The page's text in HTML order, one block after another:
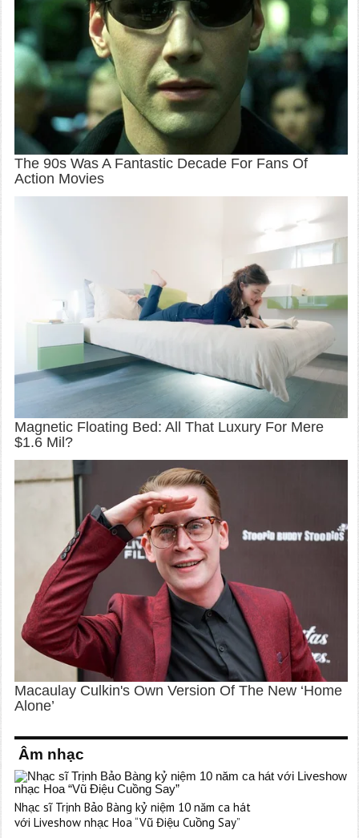
Âm nhạc
Nhạc sĩ Trịnh Bảo Bàng kỷ niệm 10 năm ca hát
với Liveshow nhạc Hoa “Vũ Điệu Cuồng Say”